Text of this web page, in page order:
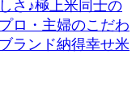
さ♪極上米同士の
ロ・主婦のこだわ
ランド納得幸せ米